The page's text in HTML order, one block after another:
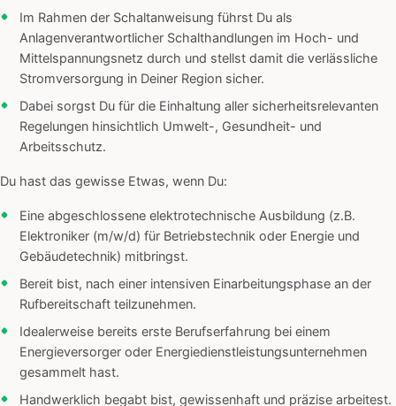
Im Rahmen der Schaltanweisung führst Du als
Anlagenverantwortlicher Schalthandlungen im Hoch- und
Mittelspannungsnetz durch und stellst damit die verlässliche
Stromversorgung in Deiner Region sicher.
Dabei sorgst Du für die Einhaltung aller sicherheitsrelevanten
Regelungen hinsichtlich Umwelt-, Gesundheit- und
Arbeitsschutz.
Du hast das gewisse Etwas, wenn Du:
Eine abgeschlossene elektrotechnische Ausbildung (z.B.
Elektroniker (m/w/d) für Betriebstechnik oder Energie und
Gebäudetechnik) mitbringst.
Bereit bist, nach einer intensiven Einarbeitungsphase an der
Rufbereitschaft teilzunehmen.
Idealerweise bereits erste Berufserfahrung bei einem
Energieversorger oder Energiedienstleistungsunternehmen
gesammelt hast.
Handwerklich begabt bist, gewissenhaft und präzise arbeitest.